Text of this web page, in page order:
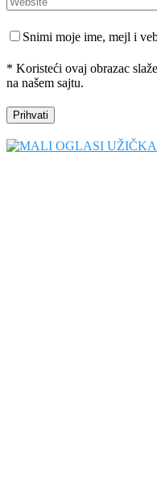
Snimi moje ime, mejl i
* Koristeći ovaj obrazac
na našem sajtu.